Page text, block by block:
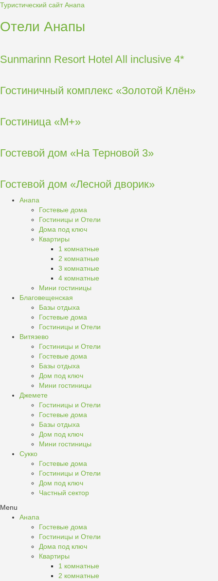
Туристический сайт Анапа
Отели Анапы
Sunmarinn Resort Hotel All inclusive 4*
Гостиничный комплекс «Золотой Клён»
Гостиница «М+»
Гостевой дом «На Терновой 3»
Гостевой дом «Лесной дворик»
Анапа
Гостевые дома
Гостиницы и Отели
Дома под ключ
Квартиры
1 комнатные
2 комнатные
3 комнатные
4 комнатные
Мини гостиницы
Благовещенская
Базы отдыха
Гостевые дома
Гостиницы и Отели
Витязево
Гостиницы и Отели
Гостевые дома
Базы отдыха
Дом под ключ
Мини гостиницы
Джемете
Гостиницы и Отели
Гостевые дома
Базы отдыха
Дом под ключ
Мини гостиницы
Сукко
Гостевые дома
Гостиницы и Отели
Дом под ключ
Частный сектор
Menu
Анапа
Гостевые дома
Гостиницы и Отели
Дома под ключ
Квартиры
1 комнатные
2 комнатные